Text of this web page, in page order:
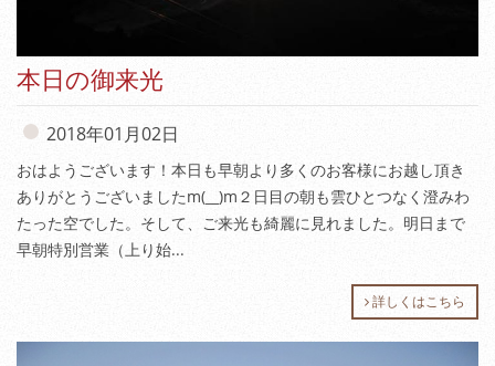
本日の御来光
2018年01月02日
おはようございます！本日も早朝より多くのお客様にお越し頂き
ありがとうございましたm(__)m２日目の朝も雲ひとつなく澄みわ
たった空でした。そして、ご来光も綺麗に見れました。明日まで
早朝特別営業（上り始...
詳しくはこちら